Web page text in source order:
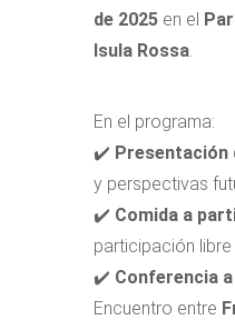
de 2025 en el
Isula Rossa.
En el programa:
✔️ Presentación
y perspectivas
✔️ Comida a
participación libre
✔️ Conferencia
Encuentro entre